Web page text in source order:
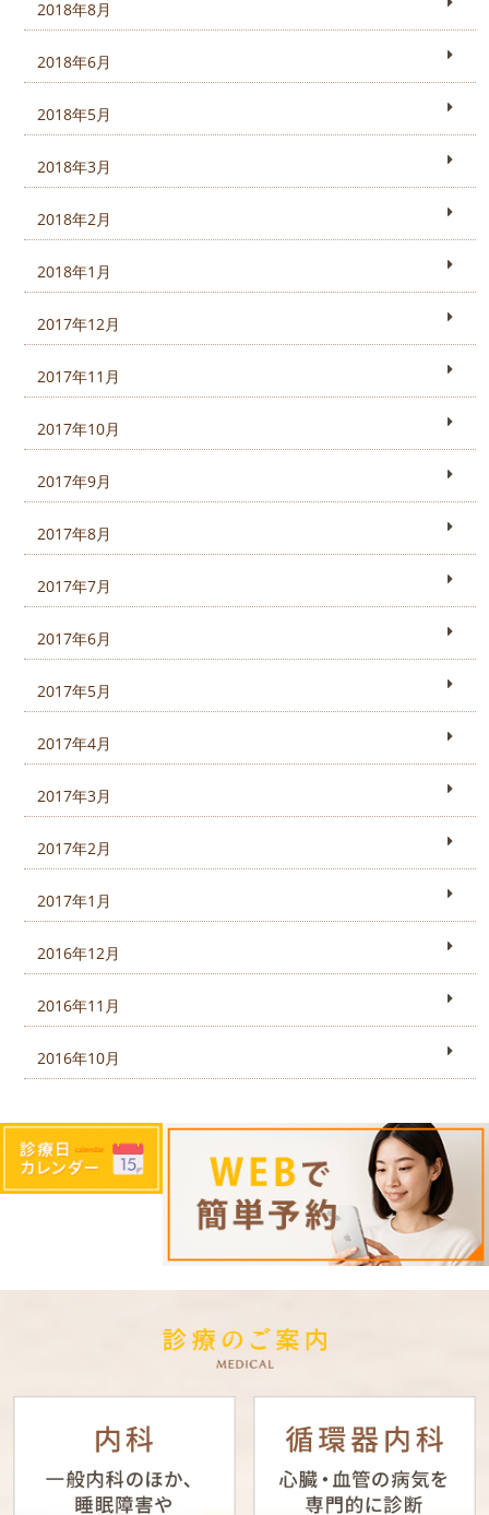
2018年8月
2018年6月
2018年5月
2018年3月
2018年2月
2018年1月
2017年12月
2017年11月
2017年10月
2017年9月
2017年8月
2017年7月
2017年6月
2017年5月
2017年4月
2017年3月
2017年2月
2017年1月
2016年12月
2016年11月
2016年10月